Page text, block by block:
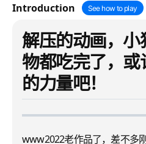
Introduction See how to play
解压的动画，
物都吃完了，
的力量吧！
www2022老作品了，差不多